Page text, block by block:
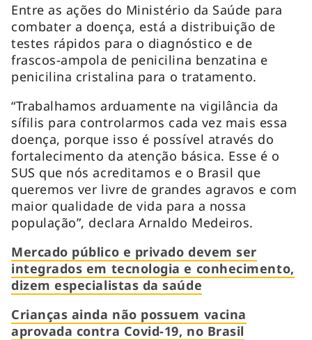
Entre as ações do Ministério da Saúde para
combater a doença, está a distribuição de
testes rápidos para o diagnóstico e de
frascos-ampola de penicilina benzatina e
penicilina cristalina para o tratamento.
“Trabalhamos arduamente na vigilância da
sífilis para controlarmos cada vez mais essa
doença, porque isso é possível através do
fortalecimento da atenção básica. Esse é o
SUS que nós acreditamos e o Brasil que
queremos ver livre de grandes agravos e com
maior qualidade de vida para a nossa
população”, declara Arnaldo Medeiros.
Mercado público e privado devem ser
integrados em tecnologia e conhecimento,
dizem especialistas da saúde
Crianças ainda não possuem vacina
aprovada contra Covid-19, no Brasil